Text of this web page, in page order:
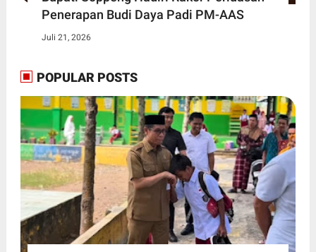
Penerapan Budi Daya Padi PM-AAS
Juli 21, 2026
POPULAR POSTS